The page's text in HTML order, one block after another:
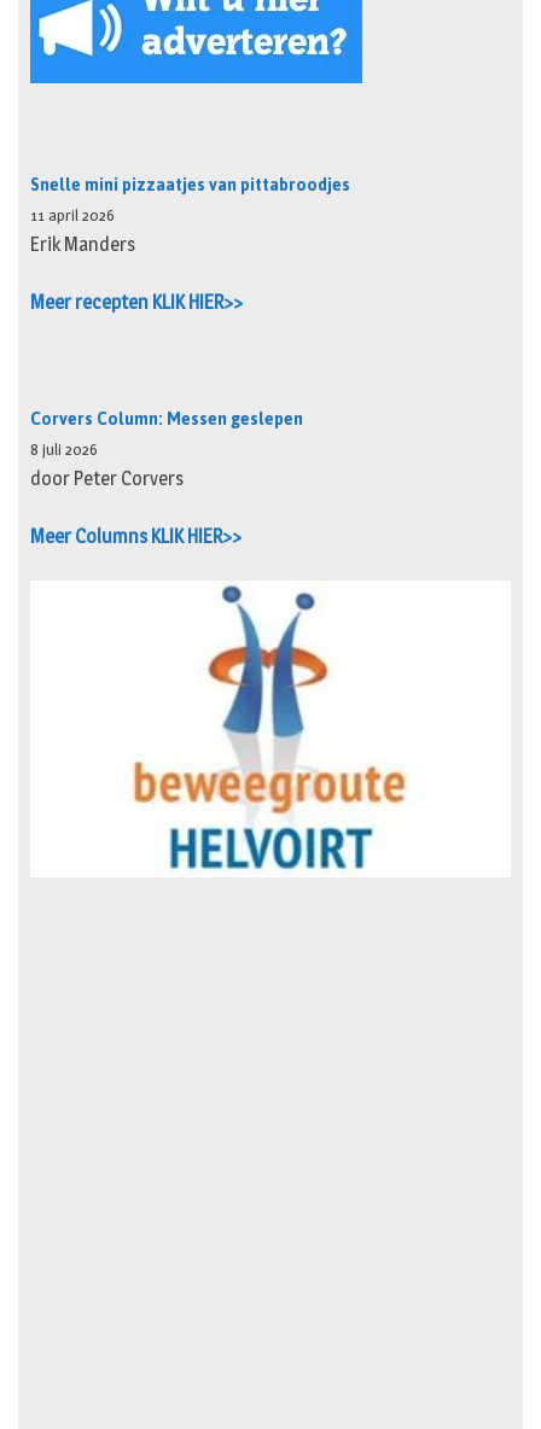
Snelle mini pizzaatjes van pittabroodjes
11 april 2026
Erik Manders
Meer recepten KLIK HIER>>
Corvers Column: Messen geslepen
8 juli 2026
door Peter Corvers
Meer Columns KLIK HIER>>